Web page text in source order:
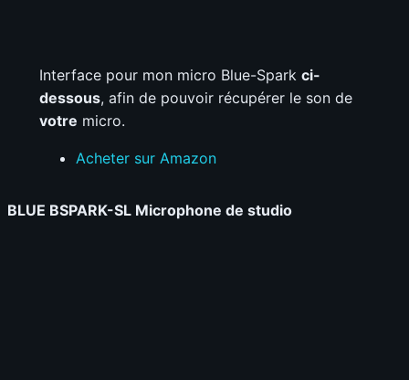
Interface pour mon micro Blue-Spark ci-
dessous, afin de pouvoir récupérer le son de
votre micro.
Acheter sur Amazon
BLUE BSPARK-SL Microphone de studio